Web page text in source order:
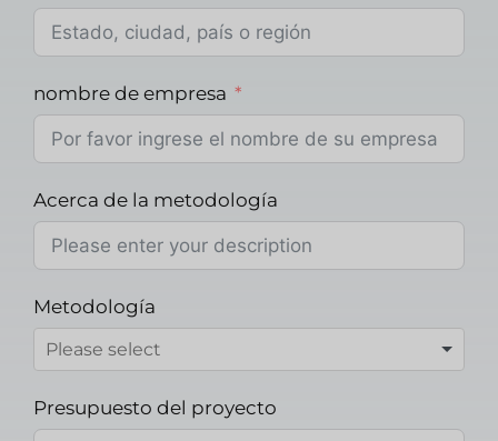
nombre de empresa
Acerca de la metodología
Metodología
Presupuesto del proyecto